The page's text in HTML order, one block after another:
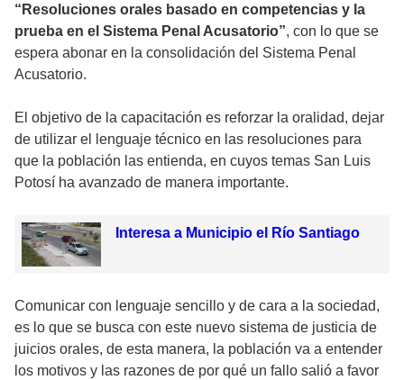
“Resoluciones orales basado en competencias y la
prueba en el Sistema Penal Acusatorio”, con lo que se
espera abonar en la consolidación del Sistema Penal
Acusatorio.
El objetivo de la capacitación es reforzar la oralidad, dejar
de utilizar el lenguaje técnico en las resoluciones para
que la población las entienda, en cuyos temas San Luis
Potosí ha avanzado de manera importante.
Interesa a Municipio el Río Santiago
Comunicar con lenguaje sencillo y de cara a la sociedad,
es lo que se busca con este nuevo sistema de justicia de
juicios orales, de esta manera, la población va a entender
los motivos y las razones de por qué un fallo salió a favor